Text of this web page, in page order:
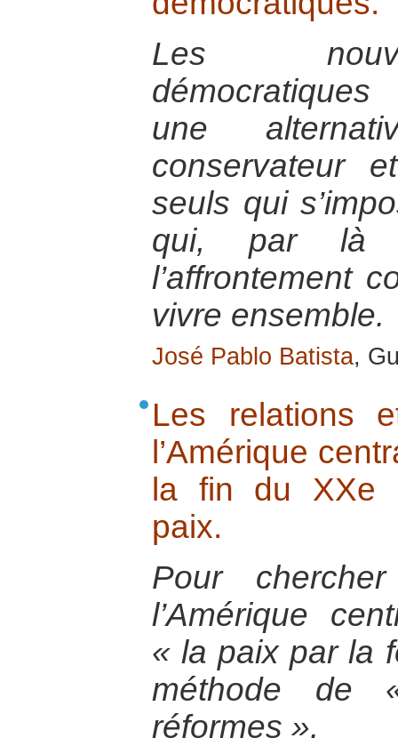
Les
une
conservateur
seuls qui
qui, par là
l’affrontement
vivre ensemble.
José Pablo Batista,
Les relations
l’Amérique
la fin du XXe
paix.
Pour
l’Amérique
« la paix par la
méthode
réformes ».